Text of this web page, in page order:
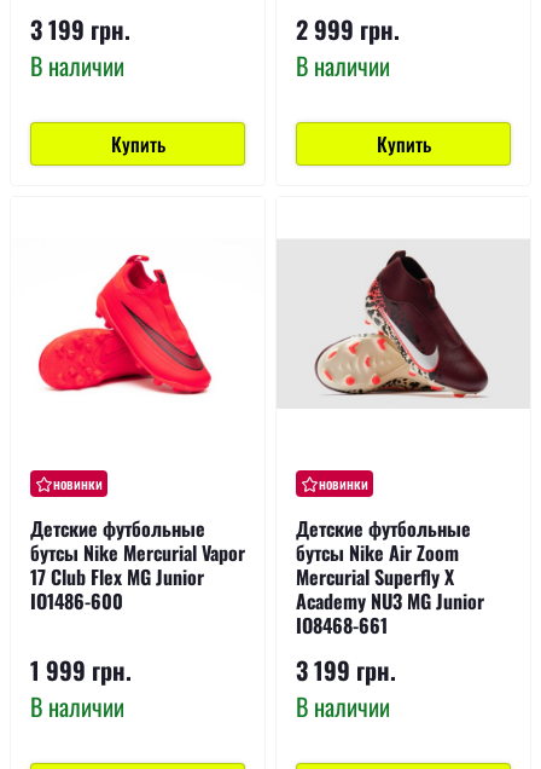
3 199 грн.
В наличии
Купить
2 999 грн.
В наличии
Купить
новинки
Детские футбольные
бутсы Nike Mercurial Vapor
17 Club Flex MG Junior
IO1486-600
1 999 грн.
В наличии
новинки
Детские футбольные
бутсы Nike Air Zoom
Mercurial Superfly X
Academy NU3 MG Junior
IO8468-661
3 199 грн.
В наличии